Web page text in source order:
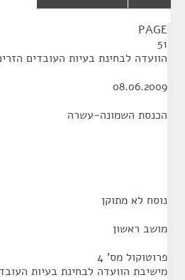
PAGE
51
הוועדה לבחינת בעיות העובדים
08.06.2009
הכנסת השמונה-עשרה
נוסח לא מתוקן
מושב ראשון
פרוטוקול מס' 4
מישיבת הוועדה לבחינת בעיות